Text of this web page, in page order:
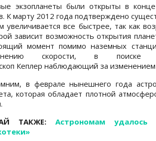
экзопланеты были открыты в
К марту 2012 года подтверждено
увеличивается все быстрее, так как
зависит возможность открытия
момент помимо наземных
скорости, в поиске
Кеплер наблюдающий за изменением
в феврале нынешнего года
которая обладает плотной
ТАКЖЕ: Астрономам удалось